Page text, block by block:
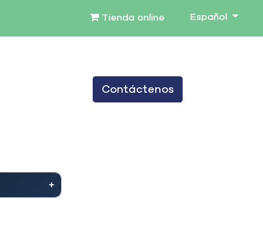
Tienda online Español
BLOG
Contáctenos